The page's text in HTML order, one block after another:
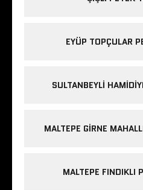
EYÜP TOPÇULAR
SULTANBEYLI
MALTEPE GIRNE
MALTEPE FINDIKLI